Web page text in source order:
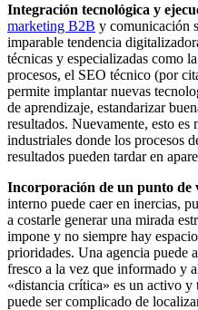
Integración tecnológica y
marketing B2B y comunicación
imparable tendencia
técnicas y especializadas como
procesos, el SEO técnico (por
permite implantar nuevas
de aprendizaje, estandarizar
resultados. Nuevamente, esto es
industriales donde los procesos
resultados pueden tardar en
Incorporación de un punto de
interno puede caer en inercias,
a costarle generar una mirada
impone y no siempre hay
prioridades. Una agencia puede
fresco a la vez que informado y
«distancia crítica» es un activo y
puede ser complicado de